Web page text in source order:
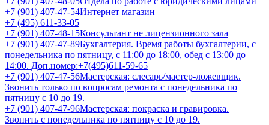
+7 (901) 407-47-54Интернет магазин
+7 (495) 611-33-05
+7 (901) 407-48-15Консультант не лицензионного зала
+7 (901) 407-47-89Бухгалтерия. Время работы бухгалтерии, с
понедельника по пятницу, с 11:00 до 18:00, обед с 13:00 до
14:00. Доп.номер:+7(495)611-59-65
+7 (901) 407-47-56Мастерская: слесарь/мастер-ложевщик.
Звонить только по вопросам ремонта с понедельника по
пятницу с 10 до 19.
+7 (901) 407-47-96Мастерская: покраска и гравировка.
Звонить с понедельника по пятницу с 10 до 19.